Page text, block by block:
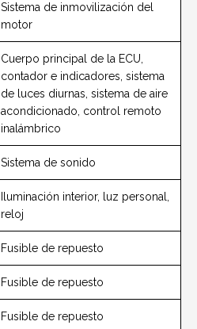
Sistema de inmovilización del
motor
Cuerpo principal de la ECU,
contador e indicadores, sistema
de luces diurnas, sistema de aire
acondicionado, control remoto
inalámbrico
Sistema de sonido
Iluminación interior, luz personal,
reloj
Fusible de repuesto
Fusible de repuesto
Fusible de repuesto